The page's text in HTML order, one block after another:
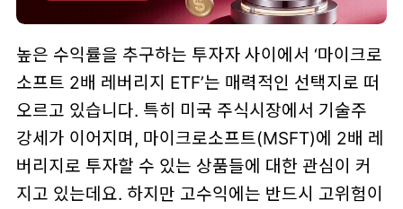
높은 수익률을 추구하는 투자자 사이에서 ‘마이크로
소프트 2배 레버리지 ETF’는 매력적인 선택지로 떠
오르고 있습니다. 특히 미국 주식시장에서 기술주
강세가 이어지며, 마이크로소프트(MSFT)에 2배 레
버리지로 투자할 수 있는 상품들에 대한 관심이 커
지고 있는데요. 하지만 고수익에는 반드시 고위험이